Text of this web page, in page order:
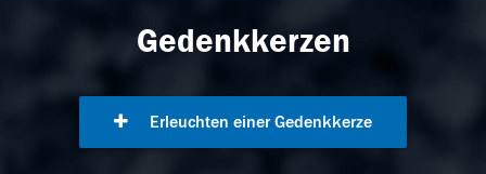
Gedenkkerzen
Erleuchten einer Gedenkkerze